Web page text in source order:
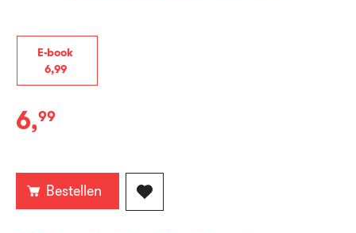
E-book
6,99
E-
6,99
Bestellen